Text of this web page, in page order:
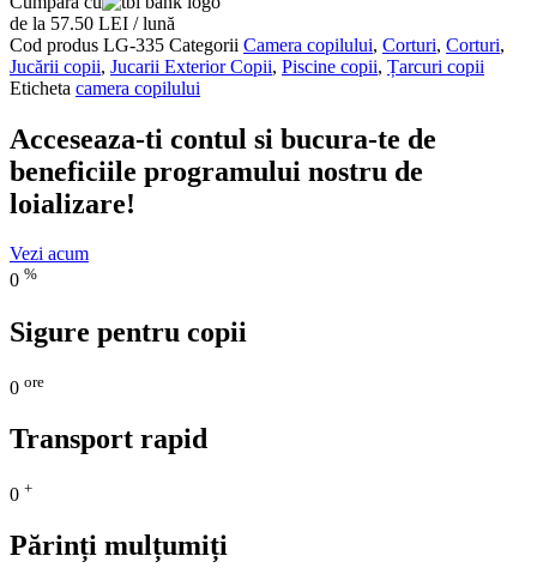
de la 57.50 LEI / lună
Cod produs LG-335 Categorii Camera copilului, Corturi, Corturi,
Jucării copii, Jucarii Exterior Copii, Piscine copii, Țarcuri copii
Eticheta camera copilului
Acceseaza-ti contul si bucura-te de
beneficiile programului nostru de
loializare!
Vezi acum
0 %
Sigure pentru copii
0 ore
Transport rapid
0 +
Părinți mulțumiți